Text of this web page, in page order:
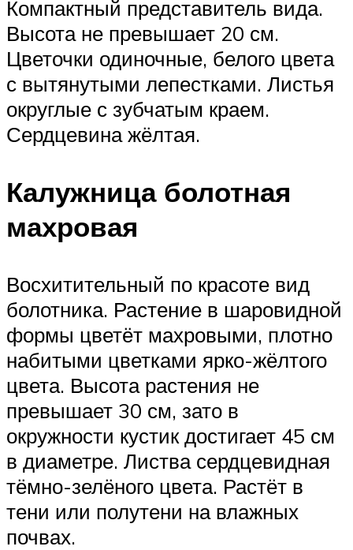
Компактный представитель вида.
Высота не превышает 20 см.
Цветочки одиночные, белого цвета
с вытянутыми лепестками. Листья
округлые с зубчатым краем.
Сердцевина жёлтая.
Калужница болотная
махровая
Восхитительный по красоте вид
болотника. Растение в шаровидной
формы цветёт махровыми, плотно
набитыми цветками ярко-жёлтого
цвета. Высота растения не
превышает 30 см, зато в
окружности кустик достигает 45 см
в диаметре. Листва сердцевидная
тёмно-зелёного цвета. Растёт в
тени или полутени на влажных
почвах.